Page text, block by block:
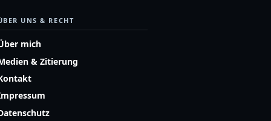
UNS & RECHT
mich
& Zitierung